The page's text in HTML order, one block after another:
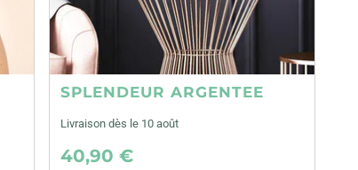
SPLENDEUR ARGENTEE
Livraison dès le 10 août
40,90 €